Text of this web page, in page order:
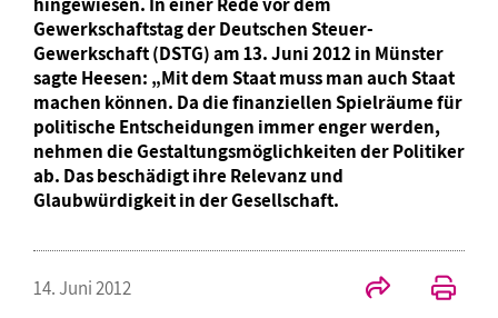
Gewerkschaftstag der Deutschen Steuer-
Gewerkschaft (DSTG) am 13. Juni 2012 in Münster
sagte Heesen: „Mit dem Staat muss man auch Staat
machen können. Da die finanziellen Spielräume für
politische Entscheidungen immer enger werden,
nehmen die Gestaltungsmöglichkeiten der Politiker
ab. Das beschädigt ihre Relevanz und
Glaubwürdigkeit in der Gesellschaft.
14. Juni 2012